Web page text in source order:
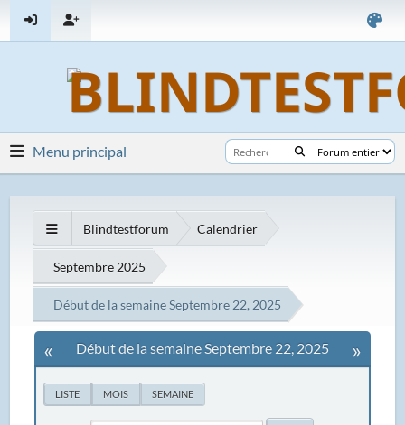
Menu principal
Blindtestforum Calendrier
Septembre 2025
Début de la semaine Septembre 22, 2025
« »
Début de la semaine Septembre 22, 2025
LISTE MOIS SEMAINE